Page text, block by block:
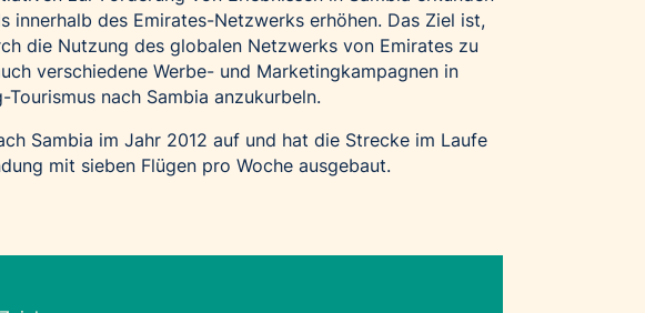
innerhalb des Emirates-Netzwerks erhöhen. Das Ziel ist,
die Nutzung des globalen Netzwerks von Emirates zu
verschiedene Werbe- und Marketingkampagnen in
nach Sambia anzukurbeln.
Sambia im Jahr 2012 auf und hat die Strecke im Laufe
mit sieben Flügen pro Woche ausgebaut.